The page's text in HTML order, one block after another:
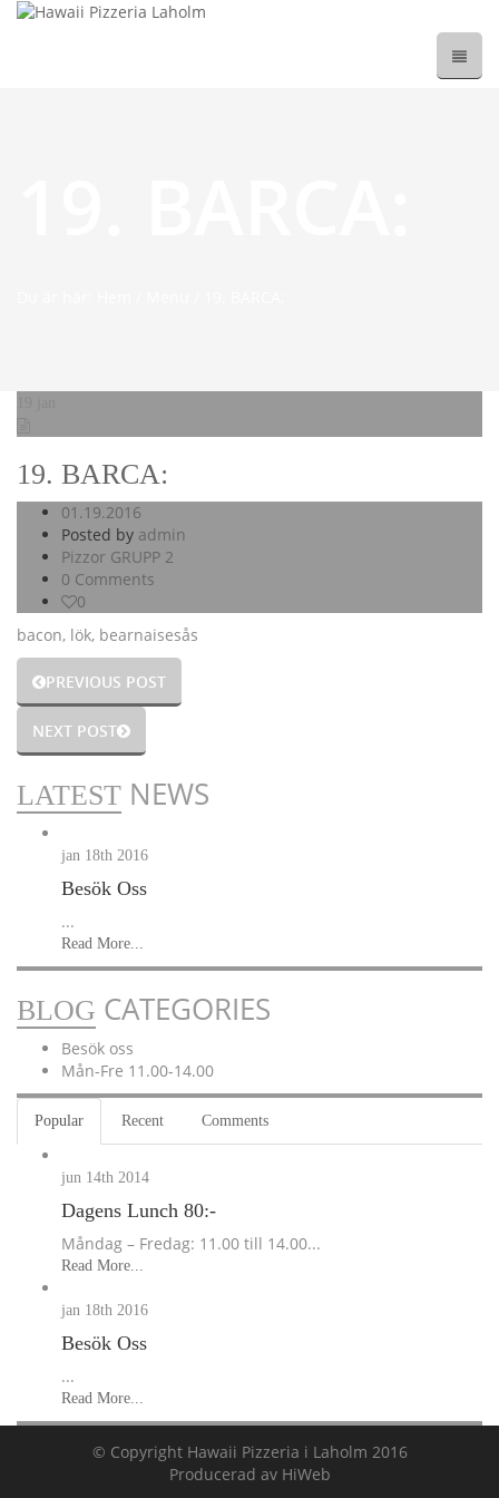
19. BARCA:
01.19.2016
Posted by admin
Pizzor GRUPP 2
0 Comments
0
bacon, lök, bearnaisesås
PREVIOUS POST
NEXT POST
LATEST NEWS
jan 18th 2016
Besök Oss
...
Read More...
BLOG CATEGORIES
Besök oss
Mån-Fre 11.00-14.00
Popular Recent Comments
jun 14th 2014
Dagens Lunch 80:-
Måndag – Fredag: 11.00 till 14.00...
Read More...
jan 18th 2016
Besök Oss
...
Read More...
© Copyright Hawaii Pizzeria i Laholm 2016
Producerad av HiWeb